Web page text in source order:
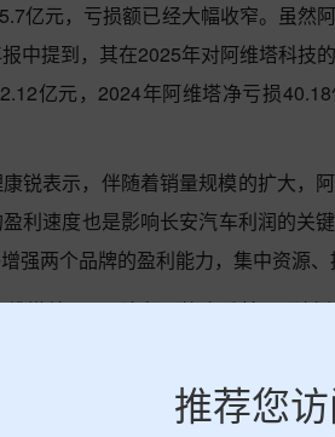
推荐您
亿元，亏损额已经大幅收窄。虽然
中提到，其在2025年对阿维塔科技
亿元，2024年阿维塔净亏损
锐表示，伴随着销量规模的扩大，
利速度也是影响长安汽车利润的关
强两个品牌的盈利能力，集中资源、
塔处于IPO阶段，整合后其IPO计
任，深蓝汽车董事长现由邓承浩担任
续关注。